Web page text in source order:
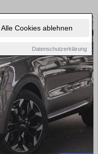
Alle Cookies ablehnen
Datenschutzerklärung